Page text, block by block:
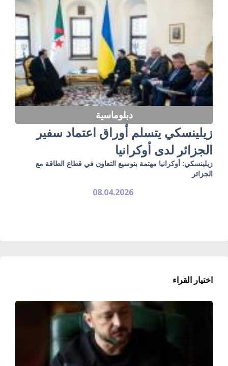
دبلوماسية
زيلينسكي يتسلم أوراق اعتماد سفير
الجزائر لدى أوكرانيا
زيلينسكي: أوكرانيا مهتمة بتوسيع التعاون في قطاع الطاقة مع
الجزائر
08.04.2026
اختيار القراء